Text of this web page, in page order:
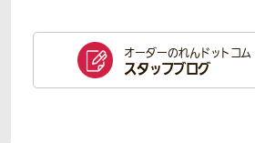
オーダーのれんドットコム
スタッフブログ